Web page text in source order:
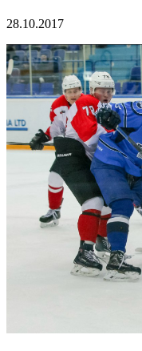
28.10.2017